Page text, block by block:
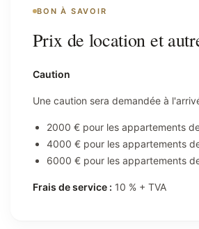
BON À SAVOIR
Prix de location et
Caution
Une caution sera demandée à
2000 € pour les appartements
4000 € pour les appartements
6000 € pour les appartements
Frais de service : 10 % + TVA